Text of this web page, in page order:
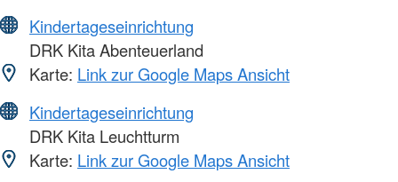
Kindertageseinrichtung
DRK Kita Abenteuerland
Karte: Link zur Google Maps Ansicht
Kindertageseinrichtung
DRK Kita Leuchtturm
Karte: Link zur Google Maps Ansicht